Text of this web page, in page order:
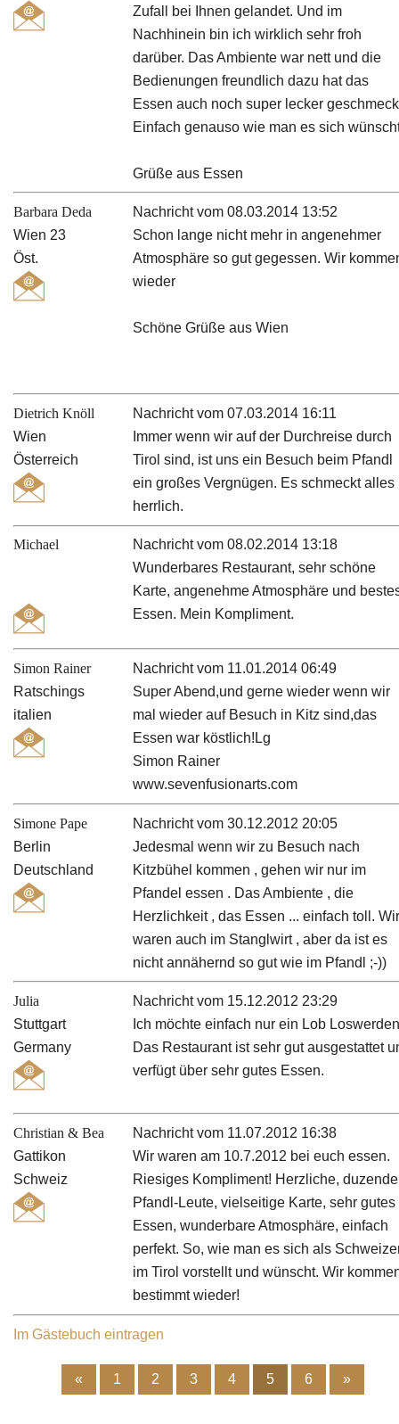
Zufall bei Ihnen gelandet. Und im
Nachhinein bin ich wirklich sehr froh
darüber. Das Ambiente war nett und die
Bedienungen freundlich dazu hat das
Essen auch noch super lecker
Einfach genauso wie man es sich
Grüße aus Essen
Barbara Deda
Wien 23
Öst.
Nachricht vom 08.03.2014 13:52
Schon lange nicht mehr in angenehmer
Atmosphäre so gut gegessen. Wir
wieder
Schöne Grüße aus Wien
Dietrich Knöll
Wien
Österreich
Nachricht vom 07.03.2014 16:11
Immer wenn wir auf der Durchreise durch
Tirol sind, ist uns ein Besuch beim Pfandl
ein großes Vergnügen. Es schmeckt alles
herrlich.
Michael
Nachricht vom 08.02.2014 13:18
Wunderbares Restaurant, sehr schöne
Karte, angenehme Atmosphäre und
Essen. Mein Kompliment.
Simon Rainer
Ratschings
italien
Nachricht vom 11.01.2014 06:49
Super Abend,und gerne wieder wenn wir
mal wieder auf Besuch in Kitz sind,das
Essen war köstlich!Lg
Simon Rainer
www.sevenfusionarts.com
Simone Pape
Berlin
Deutschland
Nachricht vom 30.12.2012 20:05
Jedesmal wenn wir zu Besuch nach
Kitzbühel kommen , gehen wir nur im
Pfandel essen . Das Ambiente , die
Herzlichkeit , das Essen ... einfach toll.
waren auch im Stanglwirt , aber da ist es
nicht annähernd so gut wie im Pfandl ;-))
Julia
Stuttgart
Germany
Nachricht vom 15.12.2012 23:29
Ich möchte einfach nur ein Lob
Das Restaurant ist sehr gut ausgestattet
verfügt über sehr gutes Essen.
Christian & Bea
Gattikon
Schweiz
Nachricht vom 11.07.2012 16:38
Wir waren am 10.7.2012 bei euch essen.
Riesiges Kompliment! Herzliche, duzende
Pfandl-Leute, vielseitige Karte, sehr gutes
Essen, wunderbare Atmosphäre, einfach
perfekt. So, wie man es sich als
im Tirol vorstellt und wünscht. Wir
bestimmt wieder!
Im Gästebuch eintragen
« 1 2 3 4 5 6 »